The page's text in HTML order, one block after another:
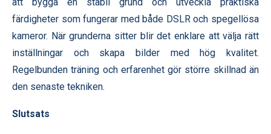
färdigheter som fungerar med både DSLR och spegellösa
kameror. När grunderna sitter blir det enklare att välja rätt
inställningar och skapa bilder med hög kvalitet.
Regelbunden träning och erfarenhet gör större skillnad än
den senaste tekniken.
Slutsats